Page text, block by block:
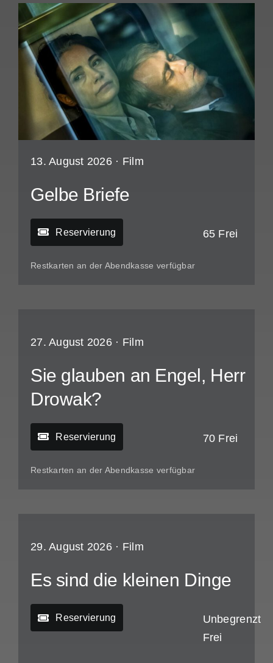
13. August 2026 · Film
Gelbe Briefe
Reservierung 65 Frei
Restkarten an der Abendkasse verfügbar
27. August 2026 · Film
Sie glauben an Engel, Herr
Drowak?
Reservierung 70 Frei
Restkarten an der Abendkasse verfügbar
29. August 2026 · Film
Es sind die kleinen Dinge
Reservierung
Unbegrenzt
Frei